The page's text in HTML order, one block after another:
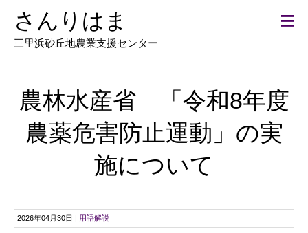
さんりはま
三里浜砂丘地農業支援センター
農林水産省 「令和8年度
農薬危害防止運動」の実
施について
2026年04月30日 | 用語解説